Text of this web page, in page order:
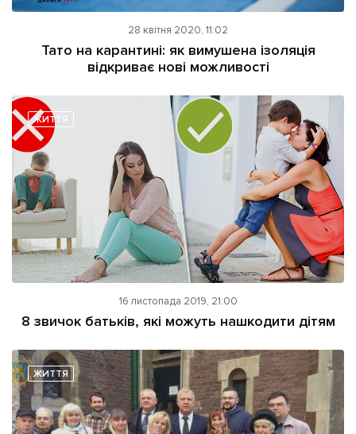
28 квітня 2020, 11:02
Тато на карантині: як вимушена ізоляція
відкриває нові можливості
ЖИТТЯ
16 листопада 2019, 21:00
8 звичок батьків, які можуть нашкодити дітям
ЖИТТЯ